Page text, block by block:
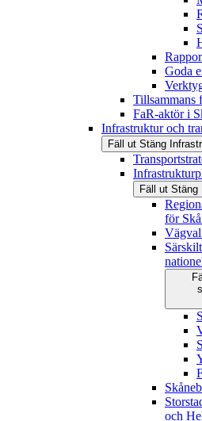
Goda
Tillsammans
FaR-aktör i
Infrastruktur och
Fäll ut Stäng
Fäll ut Stäng
för
och